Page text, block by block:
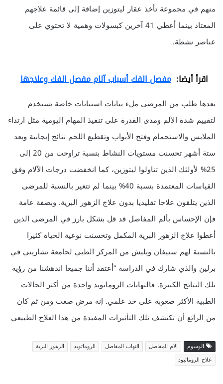
منهم في مجموعة تأخذ عقار ليتوزين إضافة إلى قائمة علاجهم
المعتاد بينما أعطي 41 آخرين كبسولات وهمية لا تحتوي على
عناصر نشطة.
اقرأ أيضا: مفصل الفك أسباب آلام مفصل الفك وعلاجها
بعدها طلب من المرضى ملء بيانات استبانات خاصة تستخدم
لتقييم شدة الألم ومدى القدرة على تنفيذ المهام اليومية مثل ارتداء
الملابس والاستحمام وفتح الأبواب وتقطيع اللحم نتائج إيجابية وبعد
ستة أشهر تحسنت مستويات النشاط بنسبة تراوحت من 20 إلى
25% لأولئك الذين تناولوا ليتوزين، كما انخفضت درجات الآلام وفق
القياسات المعتمدة بنسبة 40% بينما لم تتغير بالنسبة للمرضى
الذين يتلقون علاجا تقليديا بدون علاج الزهور البرية. وبصفة عامة
فإن الإحساس بألم المفاصل قد قل بشكل بارز في المرضى الذين
أعطوا علاج الزهور البرية المكمل وتحسنت نوعية الحياة كثيرا
بالنسبة لهم ستيفان ويليش من المركز الطبي لجامعة تشاريتي في
برلين والذي شارك في الدراسة “أعتقد أننا جميعا اندهشنا من رؤية
تلك النتائج الكبيرة. فالتهابات الروماتويد واحدة من أكثر الحالات
الطبية الأكثر صعوبة على حد علمي. إنه مرض صعب ومن ثم كان
من الرائع أن تكتشف تلك التأثيرات المفيدة من هذا العلاج الطبيعي
الوسوم الام المفاصل التهاب المفاصل الروماتويد
الزهور البرية
علاج الروماتيود